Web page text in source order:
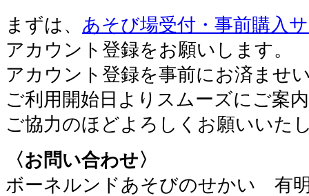
まずは、 あそび場受付・事前購入
アカウント登録をお願いします。
アカウント登録を事前にお済ませ
ご利用開始日よりスムーズにご案
ご協力のほどよろしくお願いいた
〈お問い合わせ〉
ボーネルンドあそびのせかい 有